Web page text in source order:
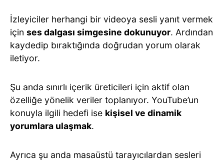
İzleyiciler herhangi bir videoya sesli yanıt vermek
için ses dalgası simgesine dokunuyor. Ardından
kaydedip bıraktığında doğrudan yorum olarak
iletiyor.
Şu anda sınırlı içerik üreticileri için aktif olan
özelliğe yönelik veriler toplanıyor. YouTube’un
konuyla ilgili hedefi ise kişisel ve dinamik
yorumlara ulaşmak.
Ayrıca şu anda masaüstü tarayıcılardan sesleri